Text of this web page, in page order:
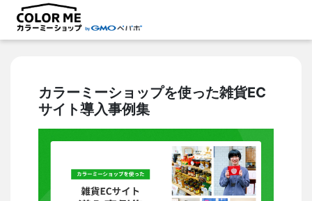
カラーミーショップを使った雑貨EC
サイト導入事例集